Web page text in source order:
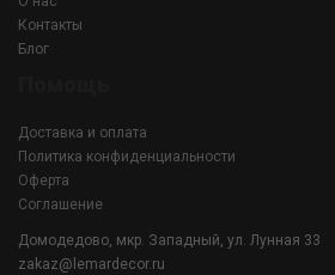
Контакты
Блог
Доставка и оплата
Политика конфиденциальности
Оферта
Соглашение
Домодедово, мкр. Западный, ул. Лунная 33
zakaz@lemardecor.ru